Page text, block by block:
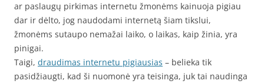
ar paslaugų pirkimas internetu žmonėms kainuoja pigiau
dar ir dėlto, jog naudodami internetą šiam tikslui,
žmonėms sutaupo nemažai laiko, o laikas, kaip žinia, yra
pinigai.
Taigi, draudimas internetu pigiausias – belieka tik
pasidžiaugti, kad ši nuomonė yra teisinga, juk tai naudinga